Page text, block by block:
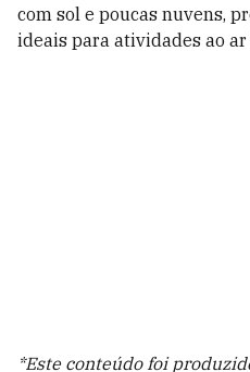
com sol e poucas nuvens,
ideais para atividades ao
*Este conteúdo foi